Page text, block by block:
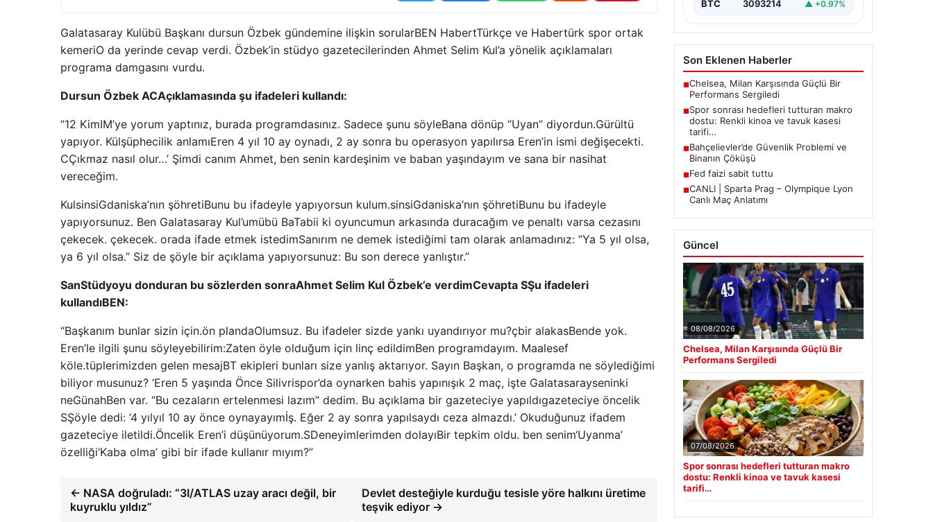
Galatasaray Kulübü Başkanı dursun Özbek gündemine ilişkin sorularBEN HabertTürkçe ve Habertürk spor ortak
kemeriO da yerinde cevap verdi. Özbek’in stüdyo gazetecilerinden Ahmet Selim Kul’a yönelik açıklamaları
programa damgasını vurdu.
Dursun Özbek ACAçıklamasında şu ifadeleri kullandı:
“12 KimIM’ye yorum yaptınız, burada programdasınız. Sadece şunu söyleBana dönüp “Uyan” diyordun.Gürültü
yapıyor. Külşüphecilik anlamıEren 4 yıl 10 ay oynadı, 2 ay sonra bu operasyon yapılırsa Eren’in ismi değişecekti.
CÇıkmaz nasıl olur…’ Şimdi canım Ahmet, ben senin kardeşinim ve baban yaşındayım ve sana bir nasihat
vereceğim.
KulsinsiGdaniska’nın şöhretiBunu bu ifadeyle yapıyorsun kulum.sinsiGdaniska’nın şöhretiBunu bu ifadeyle
yapıyorsunuz. Ben Galatasaray Kul’umübü BaTabii ki oyuncumun arkasında duracağım ve penaltı varsa cezasını
çekecek. çekecek. orada ifade etmek istedimSanırım ne demek istediğimi tam olarak anlamadınız: “Ya 5 yıl olsa,
ya 6 yıl olsa.” Siz de şöyle bir açıklama yapıyorsunuz: Bu son derece yanlıştır.”
SanStüdyoyu donduran bu sözlerden sonraAhmet Selim Kul Özbek’e verdimCevapta SŞu ifadeleri
kullandıBEN:
“Başkanım bunlar sizin için.ön plandaOlumsuz. Bu ifadeler sizde yankı uyandırıyor mu?çbir alakasBende yok.
Eren’le ilgili şunu söyleyebilirim:Zaten öyle olduğum için linç edildimBen programdayım. Maalesef
köle.tüplerimizden gelen mesajBT ekipleri bunları size yanlış aktarıyor. Sayın Başkan, o programda ne söylediğimi
biliyor musunuz? ‘Eren 5 yaşında Önce Silivrispor’da oynarken bahis yapınışık 2 maç, işte Galatasarayseninki
neGünahBen var. “Bu cezaların ertelenmesi lazım” dedim. Bu açıklama bir gazeteciye yapıldıgazeteciye öncelik
SŞöyle dedi: ‘4 yılyıl 10 ay önce oynayayımİş. Eğer 2 ay sonra yapılsaydı ceza almazdı.’ Okuduğunuz ifadem
gazeteciye iletildi.Öncelik Eren’i düşünüyorum.SDeneyimlerimden dolayıBir tepkim oldu. ben senim‘Uyanma’
özelliği‘Kaba olma’ gibi bir ifade kullanır mıyım?”
← NASA doğruladı: “3I/ATLAS uzay aracı değil, bir
kuyruklu yıldız”
Devlet desteğiyle kurduğu tesisle yöre halkını üretime
teşvik ediyor →
BTC 3093214 ▲ +0.97%
Son Eklenen Haberler
■Chelsea, Milan Karşısında Güçlü Bir
Performans Sergiledi
■Spor sonrası hedefleri tutturan makro
dostu: Renkli kinoa ve tavuk kasesi
tarifi…
■Bahçelievler’de Güvenlik Problemi ve
Binanın Çöküşü
■Fed faizi sabit tuttu
■CANLI | Sparta Prag – Olympique Lyon
Canlı Maç Anlatımı
Güncel
08/08/2026
Chelsea, Milan Karşısında Güçlü Bir
Performans Sergiledi
07/08/2026
Spor sonrası hedefleri tutturan makro
dostu: Renkli kinoa ve tavuk kasesi
tarifi…